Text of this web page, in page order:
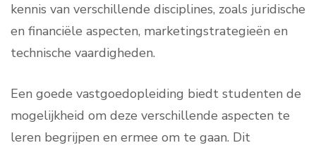
kennis van verschillende disciplines, zoals juridische
en financiële aspecten, marketingstrategieën en
technische vaardigheden.
Een goede vastgoedopleiding biedt studenten de
mogelijkheid om deze verschillende aspecten te
leren begrijpen en ermee om te gaan. Dit